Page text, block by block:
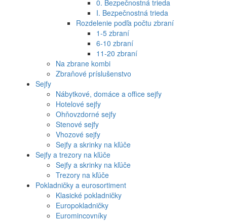
0. Bezpečnostná trieda
I. Bezpečnostná trieda
Rozdelenie podľa počtu zbraní
1-5 zbraní
6-10 zbraní
11-20 zbraní
Na zbrane kombi
Zbraňové príslušenstvo
Sejfy
Nábytkové, domáce a office sejfy
Hotelové sejfy
Ohňovzdorné sejfy
Stenové sejfy
Vhozové sejfy
Sejfy a skrinky na kľúče
Sejfy a trezory na kľúče
Sejfy a skrinky na kľúče
Trezory na kľúče
Pokladničky a eurosortiment
Klasické pokladničky
Europokladničky
Euromincovníky